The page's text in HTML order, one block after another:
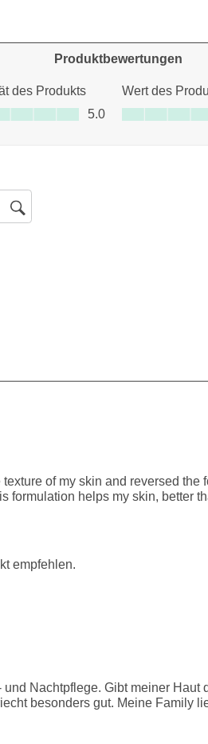
2 Sternen.
Produktbewertungen
des Produkts
des Produkts, 5.0 von 5
5.0
Wert des
Wert des
of my skin and reversed the
formulation helps my skin, better
empfehlen.
und Nachtpflege. Gibt meiner Haut
besonders gut. Meine Family